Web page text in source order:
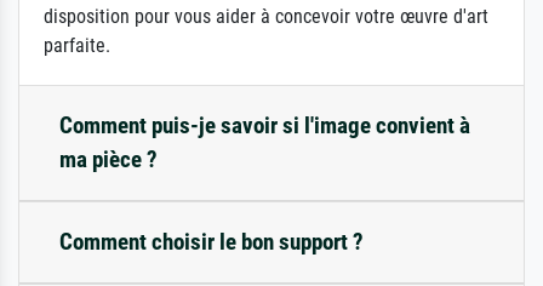
disposition pour vous aider à concevoir votre œuvre d'art
parfaite.
Comment puis-je savoir si l'image convient à
ma pièce ?
Comment choisir le bon support ?